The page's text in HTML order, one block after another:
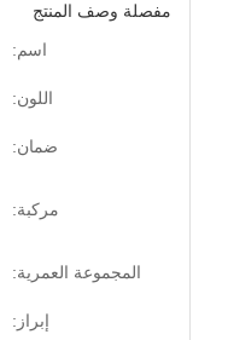
مفصلة وصف المنتج
اسم:
اللون:
ضمان:
مركبة:
المجموعة العمرية:
إبراز: